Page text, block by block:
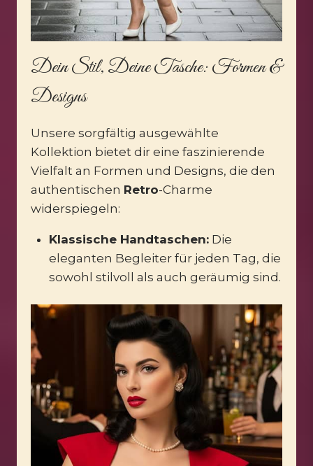
Dein Stil, Deine Tasche: Formen &
Designs
Unsere sorgfältig ausgewählte
Kollektion bietet dir eine faszinierende
Vielfalt an Formen und Designs, die den
authentischen Retro-Charme
widerspiegeln:
Klassische Handtaschen:Die
eleganten Begleiter für jeden Tag, die
sowohl stilvoll als auch geräumig sind.